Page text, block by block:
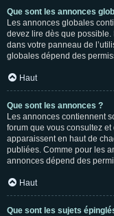
Que sont les annonces
Les annonces globales
devez lire dès que
dans votre panneau de
globales dépend des
Haut
Que sont les annonces ?
Les annonces contiennent
forum que vous consultez
apparaissent en haut de
publiées. Comme pour les
annonces dépend des
Haut
Que sont les sujets